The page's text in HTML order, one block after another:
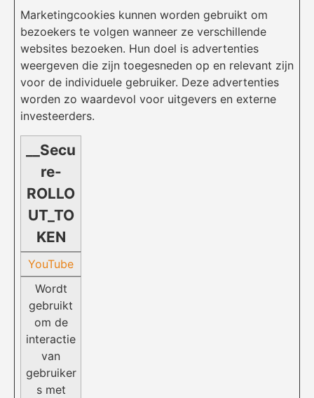
Marketingcookies kunnen worden gebruikt om
bezoekers te volgen wanneer ze verschillende
websites bezoeken. Hun doel is advertenties
weergeven die zijn toegesneden op en relevant zijn
voor de individuele gebruiker. Deze advertenties
worden zo waardevol voor uitgevers en externe
investeerders.
__Secu
re-
ROLLO
UT_TO
KEN
YouTube
Wordt
gebruikt
om de
interactie
van
gebruiker
s met